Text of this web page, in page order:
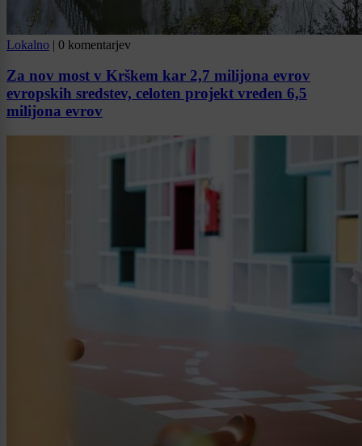
Lokalno | 0 komentarjev
Za nov most v Krškem kar 2,7 milijona evrov
evropskih sredstev, celoten projekt vreden 6,5
milijona evrov